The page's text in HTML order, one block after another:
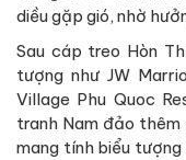
diều gặp gió, nhờ
Sau cáp treo Hòn
tượng như JW
Village Phu Quoc
tranh Nam đảo
mang tính biểu